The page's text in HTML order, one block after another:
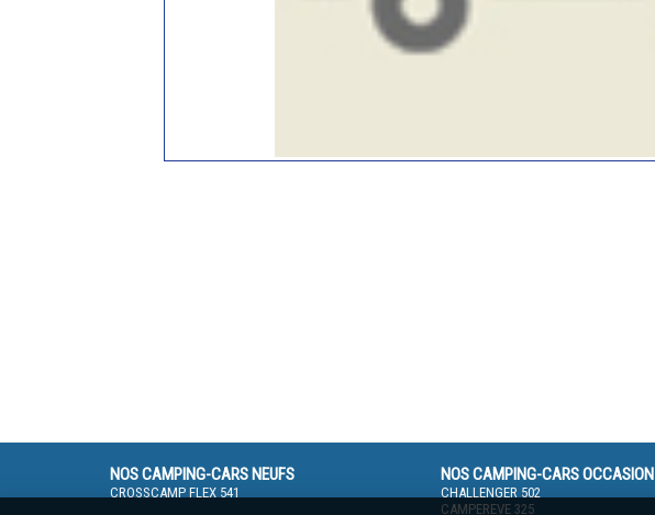
NOS CAMPING-CARS NEUFS
CROSSCAMP FLEX 541
NOS CAMPING-CARS OCCASION
CHALLENGER 502
CAMPEREVE 325